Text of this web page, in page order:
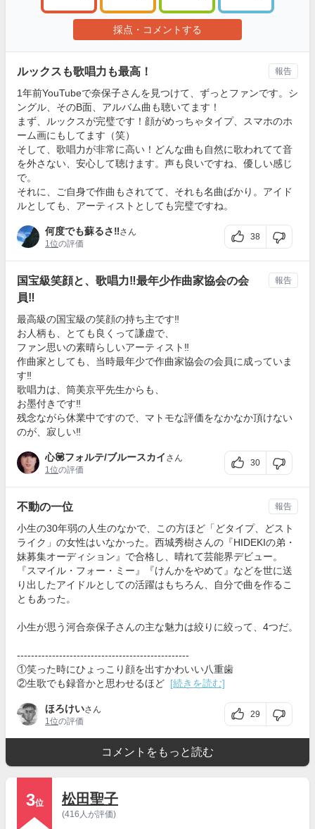
採点・コメントする
ルックスも歌唱力も最高！
1年前YouTubeで奈保子さんを見つけて、ずっとファンです。シ
ングル、そのB面、アルバム曲も聴いてます！
まず、ルックスが完璧です！顔がめっちゃタイプ、スマホのホ
ーム画にもしてます（笑）
そして、歌唱力が非常に高い！どんな曲も自然に歌われてて音
を外さない、安心して聴けます。声も良いですね、優しい感じ
で。
それに、ご自身で作曲もされてて、それも名曲ばかり。アイド
ルとしても、アーティストとしても完璧ですね。
何度でも蘇るさ‼︎さん
1位の評価
38
報告
国宝級笑顔と、歌唱力‼️最年少作曲家協会の会
員‼️
最高級の国宝級の笑顔の持ち主です‼️
お人柄も、とても良くって謙虚で、
ファン思いの素晴らしいアーティスト‼️
作曲家としても、当時最年少で作曲家協会の会員に成っていま
す‼️
歌唱力は、筒美京平先生からも、
お墨付きです‼️
残念ながら休業中ですので、マトモな評価をなかなか頂けない
のが、寂しい‼️
心💟フォルテ/ブルースカイ さん
1位の評価
30
報告
不動の一位
小生の30年弱の人生のなかで、この方ほど「どタイプ、どスト
ライク」の女性はいなかった。西城秀樹さんの『HIDEKIの弟・
妹募集オーディション』で合格し、晴れて芸能界デビュー。
『スマイル・フォー・ミー』『けんかをやめて』などを世に送
り出したアイドルとしての活躍はもちろん、自分で曲を作るこ
ともあった。
小生が思う河合奈保子さんの主な魅力は絞りに絞って、4つだ。
-------------------------------------------------
①笑った時にひょっこり顔を出すかわいい八重歯
②生歌でも録音かと思わせるほど [続きを読む]
ほろけいさん
1位の評価
29
報告
コメントをもっと読む
3位 松田聖子
(416人が評価)